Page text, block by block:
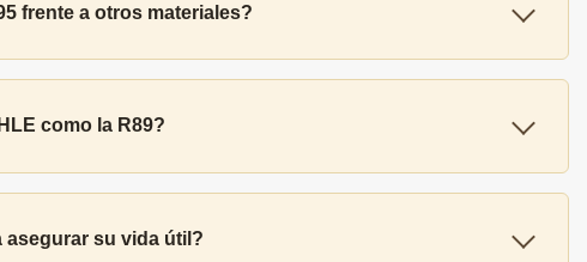
frente a otros materiales?
como la R89?
asegurar su vida útil?